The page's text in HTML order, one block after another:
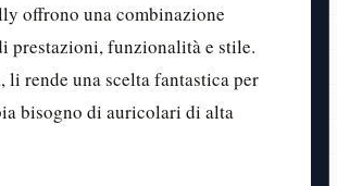
offrono una combinazione
prestazioni, funzionalità e stile.
li rende una scelta fantastica per
bisogno di auricolari di alta